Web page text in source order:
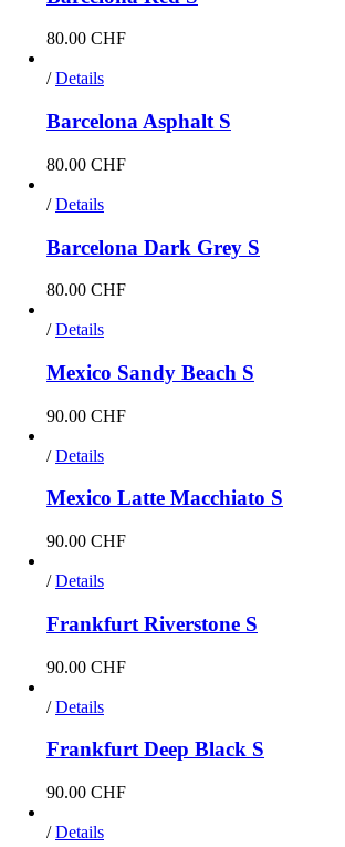
80.00 CHF
/ Details
Barcelona Asphalt S
80.00 CHF
/ Details
Barcelona Dark Grey S
80.00 CHF
/ Details
Mexico Sandy Beach S
90.00 CHF
/ Details
Mexico Latte Macchiato S
90.00 CHF
/ Details
Frankfurt Riverstone S
90.00 CHF
/ Details
Frankfurt Deep Black S
90.00 CHF
/ Details